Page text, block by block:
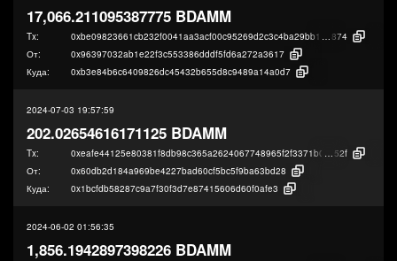
17,066.211095387775 BDAMM
Tx: 0xbe09823661cb232f0041aa3acf00c95269d2c3c4ba29bb1360c14cab45d8b
874
От:
0x96397032ab1e22f3c553386dddf5fd6a272a3617
Куда:
0xb3e84b6c6409826dc45432b655d8c9489a14a0d7
2024-07-03 19:57:59
202.02654616171125 BDAMM
Tx: 0xeafe44125e80381f8db98c365a2624067748965f2f3371b0eff1886292526
52f
От:
0x60db2d184a969be4227bad60cf5bc5f9ba63bd28
Куда:
0x1bcfdb58287c9a7f30f3d7e87415606d60f0afe3
2024-06-02 01:56:35
1,856.1942897398226 BDAMM